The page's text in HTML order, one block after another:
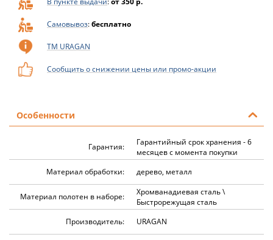
Самовывоз:бесплатно
ТМ URAGAN
Сообщить о снижении цены или промо-акции
Особенности
Гарантия:
Гарантийный срок хранения - 6
месяцев с момента покупки
Материал обработки:
дерево, металл
Материал полотен в наборе:
Хромванадиевая сталь \
Быстрорежущая сталь
Производитель:
URAGAN